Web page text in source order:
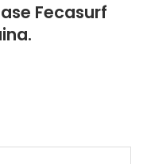
Fecasurf